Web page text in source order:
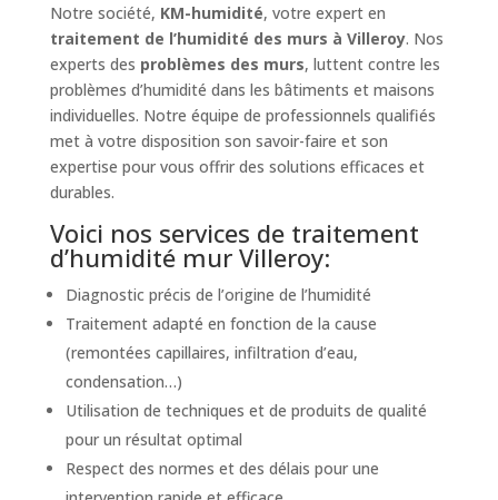
Notre société, KM-humidité, votre expert en
traitement de l’humidité des murs à Villeroy. Nos
experts des problèmes des murs, luttent contre les
problèmes d’humidité dans les bâtiments et maisons
individuelles. Notre équipe de professionnels qualifiés
met à votre disposition son savoir-faire et son
expertise pour vous offrir des solutions efficaces et
durables.
Voici nos services de traitement
d’humidité mur Villeroy:
Diagnostic précis de l’origine de l’humidité
Traitement adapté en fonction de la cause
(remontées capillaires, infiltration d’eau,
condensation…)
Utilisation de techniques et de produits de qualité
pour un résultat optimal
Respect des normes et des délais pour une